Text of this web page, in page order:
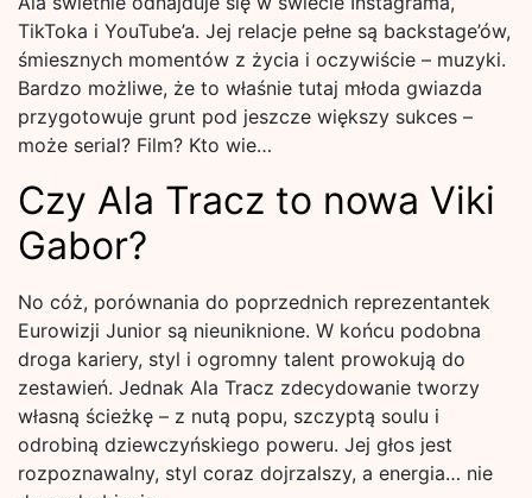
TikToka i YouTube’a. Jej relacje pełne są backstage’ów,
śmiesznych momentów z życia i oczywiście – muzyki.
Bardzo możliwe, że to właśnie tutaj młoda gwiazda
przygotowuje grunt pod jeszcze większy sukces –
może serial? Film? Kto wie…
Czy Ala Tracz to nowa Viki
Gabor?
No cóż, porównania do poprzednich reprezentantek
Eurowizji Junior są nieuniknione. W końcu podobna
droga kariery, styl i ogromny talent prowokują do
zestawień. Jednak Ala Tracz zdecydowanie tworzy
własną ścieżkę – z nutą popu, szczyptą soulu i
odrobiną dziewczyńskiego poweru. Jej głos jest
rozpoznawalny, styl coraz dojrzalszy, a energia… nie